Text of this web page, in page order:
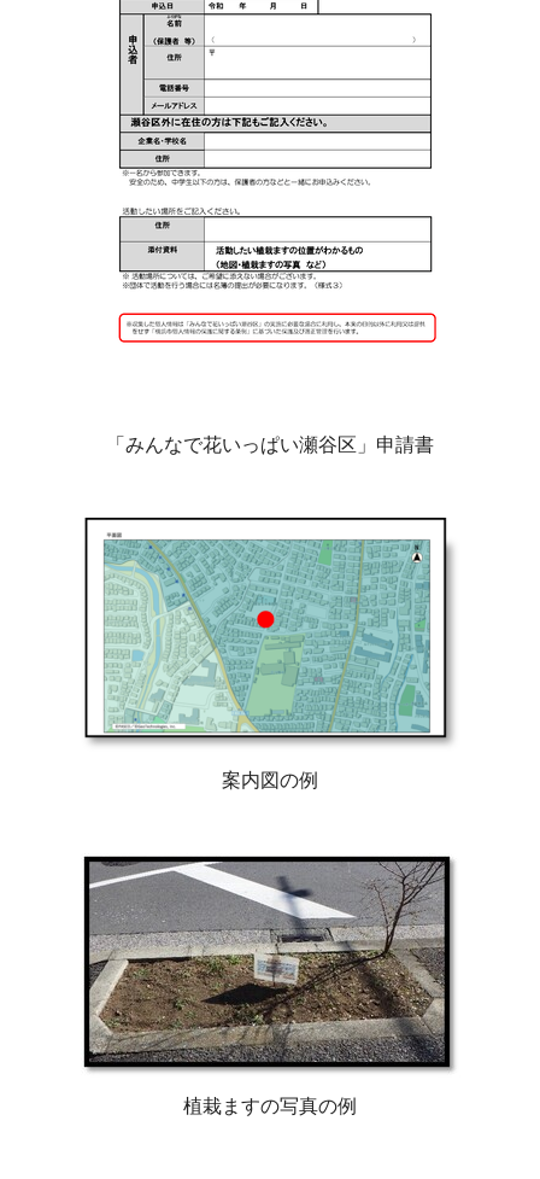
「みんなで花いっぱい瀬谷区」申請書
案内図の例
植栽ますの写真の例